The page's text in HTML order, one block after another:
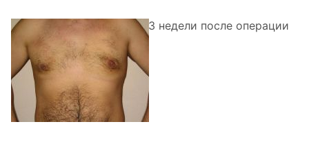
3 недели после операции